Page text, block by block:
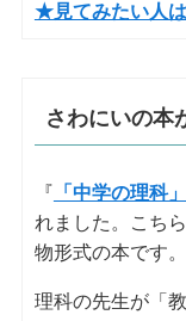
★見てみたい人
さわにいの本
『 「中学の理科
れました。こち
物形式の本です。
理科の先生が「